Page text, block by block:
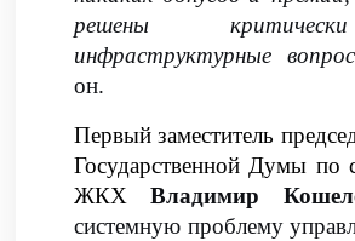
решены
инфраструктурные
он.
Первый заместитель
Государственной Думы по
ЖКХ
Владимир
системную проблему